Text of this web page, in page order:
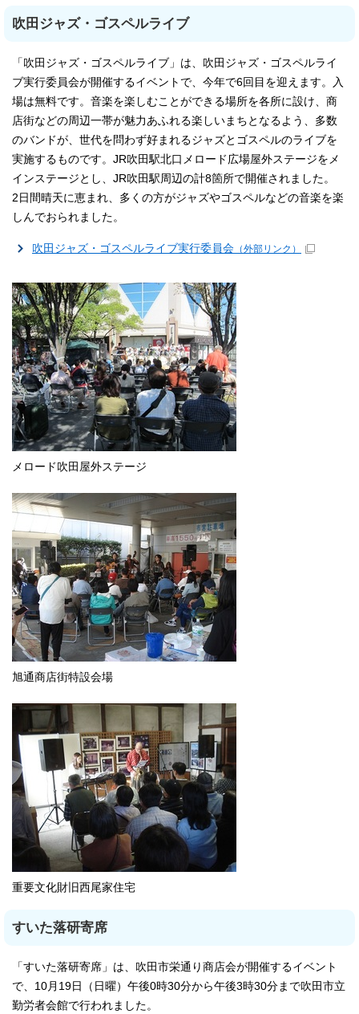
吹田ジャズ・ゴスペルライブ
「吹田ジャズ・ゴスペルライブ」は、吹田ジャズ・ゴスペルライ
ブ実行委員会が開催するイベントで、今年で6回目を迎えます。入
場は無料です。音楽を楽しむことができる場所を各所に設け、商
店街などの周辺一帯が魅力あふれる楽しいまちとなるよう、多数
のバンドが、世代を問わず好まれるジャズとゴスペルのライブを
実施するものです。JR吹田駅北口メロード広場屋外ステージをメ
インステージとし、JR吹田駅周辺の計8箇所で開催されました。
2日間晴天に恵まれ、多くの方がジャズやゴスペルなどの音楽を楽
しんでおられました。
吹田ジャズ・ゴスペルライブ実行委員会 （外部リンク）
メロード吹田屋外ステージ
旭通商店街特設会場
重要文化財旧西尾家住宅
すいた落研寄席
「すいた落研寄席」は、吹田市栄通り商店会が開催するイベント
で、10月19日（日曜）午後0時30分から午後3時30分まで吹田市立
勤労者会館で行われました。